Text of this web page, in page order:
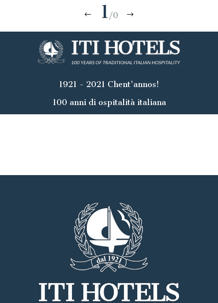
1 /0
1921 - 2021 Chent'annos!
100 anni di ospitalità italiana